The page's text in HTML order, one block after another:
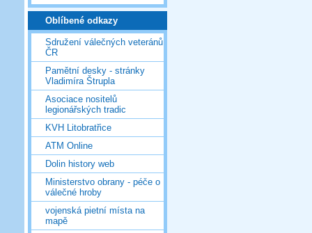
Oblíbené odkazy
Sdružení válečných veteránů
ČR
Pamětní desky - stránky
Vladimíra Štrupla
Asociace nositelů
legionářských tradic
KVH Litobratřice
ATM Online
Dolin history web
Ministerstvo obrany - péče o
válečné hroby
vojenská pietní místa na
mapě